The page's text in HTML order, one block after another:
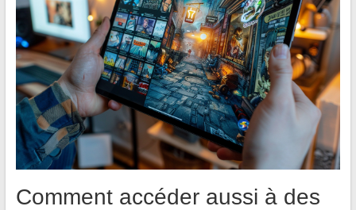
Comment accéder aussi à des